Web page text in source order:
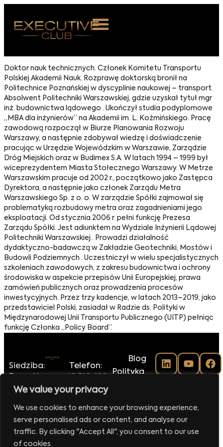
We value your privacy
We use cookies to enhance your browsing experience,
serve personalised ads or content, and analyse our
traffic. By clicking "Accept All", you consent to our use
of cookies.
NAS
ROOM
DO NAS
Doktor nauk technicznych. Członek Komitetu Transportu
Polskiej Akademii Nauk. Rozprawę doktorską bronił na
Politechnice Poznańskiej w dyscyplinie naukowej – transport.
Absolwent Politechniki Warszawskiej, gdzie uzyskał tytuł mgr
inż. budownictwa lądowego . Ukończył studia podyplomowe
„MBA dla inżynierów” na Akademii im. L. Koźmińskiego. Pracę
zawodową rozpoczął w Biurze Planowania Rozwoju
Warszawy, a następnie zdobywał wiedzę i doświadczenie
pracując w Urzędzie Wojewódzkim w Warszawie, Zarządzie
Dróg Miejskich oraz w Budimex S.A. W latach 1994 – 1999 był
wiceprezydentem Miasta Stołecznego Warszawy. W Metrze
Warszawskim pracuje od 2002 r., początkowo jako Zastępca
Dyrektora, a następnie jako członek Zarządu Metra
Warszawskiego Sp. z o. o. W zarządzie Spółki zajmował się
problematyką rozbudowy metra oraz zagadnieniami jego
eksploatacji. Od stycznia 2006 r. pełni funkcję Prezesa
Zarządu Spółki. Jest adiunktem na Wydziale Inżynierii Lądowej
Politechniki Warszawskiej . Prowadzi działalność
dydaktyczno-badawczą w Zakładzie Geotechniki, Mostów i
Budowli Podziemnych . Uczestniczył w wielu specjalistycznych
szkoleniach zawodowych, z zakresu budownictwa i ochrony
środowiska w aspekcie przepisów Unii Europejskiej, prawa
zamówień publicznych oraz prowadzenia procesów
inwestycyjnych. Przez trzy kadencje, w latach 2013–2019, jako
przedstawiciel Polski, zasiadał w Radzie ds. Polityki w
Międzynarodowej Unii Transportu Publicznego (UITP) pełniąc
funkcję Członka „Policy Board”.
Siedziba:
Club Sp.
ul.
Krucza
16/22
00-526
Telefon:
118
E-mail:
biuro@executiveclub.pl
Blog
Polityka
klubu
Executive
Magazine